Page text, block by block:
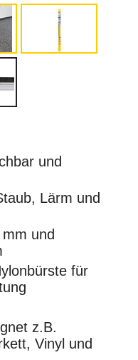
und
Lärm und
und
für
z.B.
Vinyl und